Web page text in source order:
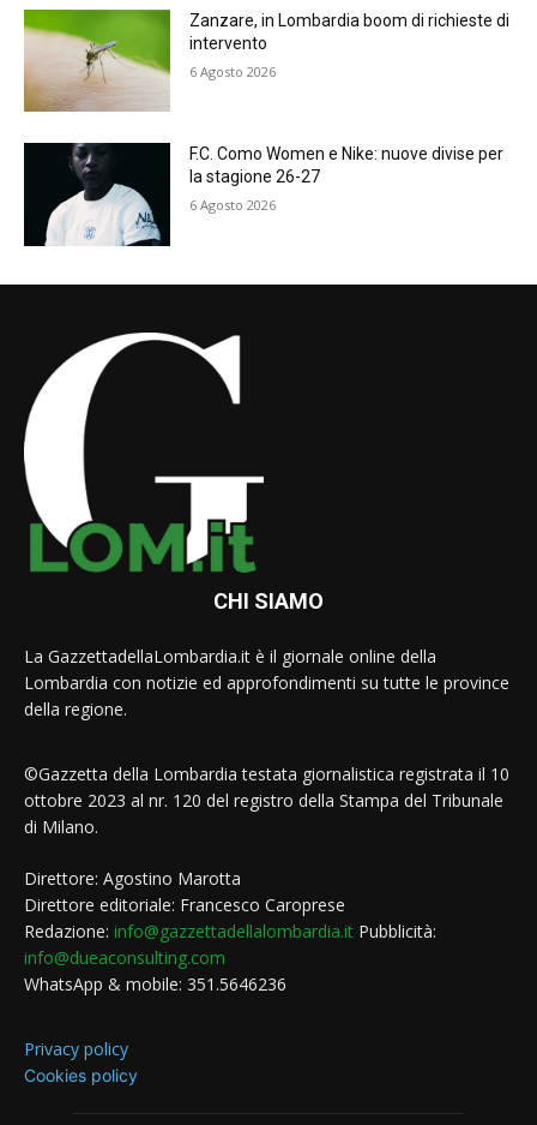
Zanzare, in Lombardia boom di richieste di
intervento
6 Agosto 2026
F.C. Como Women e Nike: nuove divise per
la stagione 26-27
6 Agosto 2026
CHI SIAMO
La GazzettadellaLombardia.it è il giornale online della
Lombardia con notizie ed approfondimenti su tutte le province
della regione.
©Gazzetta della Lombardia testata giornalistica registrata il 10
ottobre 2023 al nr. 120 del registro della Stampa del Tribunale
di Milano.
Direttore: Agostino Marotta
Direttore editoriale: Francesco Caroprese
Redazione: info@gazzettadellalombardia.it Pubblicità:
info@dueaconsulting.com
WhatsApp & mobile: 351.5646236
Privacy policy
Cookies policy